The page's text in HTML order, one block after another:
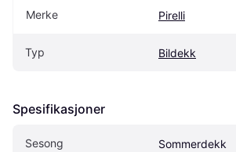
Merke Pirelli
Typ Bildekk
Spesifikasjoner
Sesong Sommerdekk